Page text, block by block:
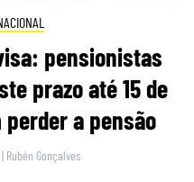
pensionistas
prazo até 15 de
a pensão
| Rubén Gonçalves